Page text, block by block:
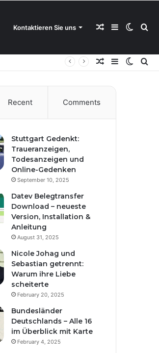
Kontaktieren Sie uns Switch
Sidebar
Random
Switch
Sidebar
Random
Recent Comments
Stuttgart Gedenkt:
Traueranzeigen,
Todesanzeigen und
Online-Gedenken
September 10, 2025
Datev Belegtransfer
Download – neueste
Version, Installation &
Anleitung
August 31, 2025
Nicole Johag und
Sebastian getrennt:
Warum ihre Liebe
scheiterte
February 20, 2025
Bundesländer
Deutschlands – Alle 16
im Überblick mit Karte
February 4, 2025